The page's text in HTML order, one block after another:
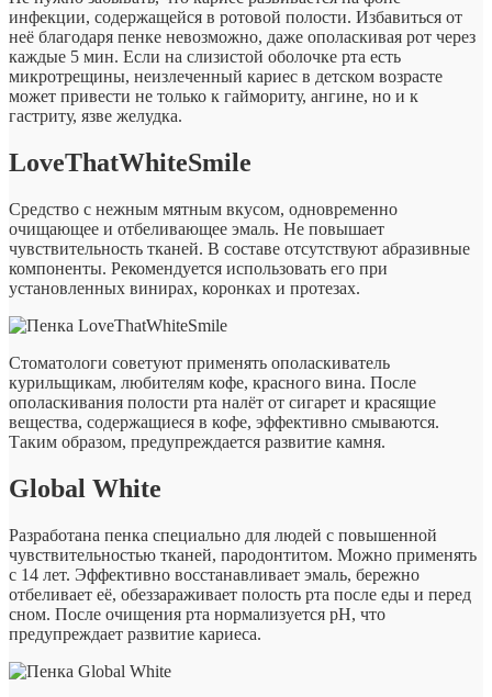
инфекции, содержащейся в ротовой полости. Избавиться от
неё благодаря пенке невозможно, даже ополаскивая рот через
каждые 5 мин. Если на слизистой оболочке рта есть
микротрещины, неизлеченный кариес в детском возрасте
может привести не только к гаймориту, ангине, но и к
гастриту, язве желудка.
LoveThatWhiteSmile
Средство с нежным мятным вкусом, одновременно
очищающее и отбеливающее эмаль. Не повышает
чувствительность тканей. В составе отсутствуют абразивные
компоненты. Рекомендуется использовать его при
установленных винирах, коронках и протезах.
Стоматологи советуют применять ополаскиватель
курильщикам, любителям кофе, красного вина. После
ополаскивания полости рта налёт от сигарет и красящие
вещества, содержащиеся в кофе, эффективно смываются.
Таким образом, предупреждается развитие камня.
Global White
Разработана пенка специально для людей с повышенной
чувствительностью тканей, пародонтитом. Можно применять
с 14 лет. Эффективно восстанавливает эмаль, бережно
отбеливает её, обеззараживает полость рта после еды и перед
сном. После очищения рта нормализуется pH, что
предупреждает развитие кариеса.